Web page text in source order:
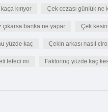
kırıyor Çek cezası günlük ne
çıkarsa banka ne yapar Çek
yüzde kaç Çekin arkası nasıl
tefeci mi Faktoring yüzde kaç